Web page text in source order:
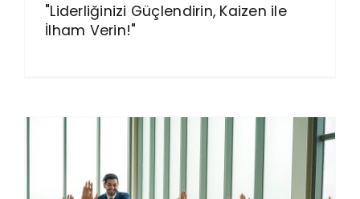
"Liderliğinizi Güçlendirin, Kaizen ile
İlham Verin!"